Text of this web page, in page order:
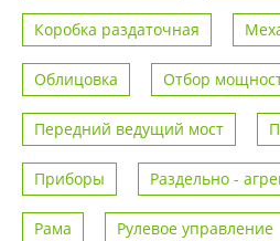
Коробка раздаточная
Облицовка Отбор
Передний ведущий мост
Приборы Раздельно -
Рама Рулевое управление